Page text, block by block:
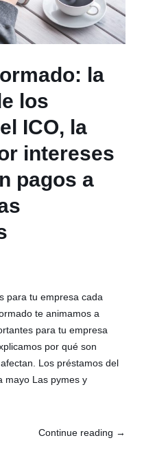
la
los
ICO, la
intereses
pagos a
para tu empresa cada
te animamos a
para tu empresa
por qué son
Los préstamos del
mayo Las pymes y
Continue reading →